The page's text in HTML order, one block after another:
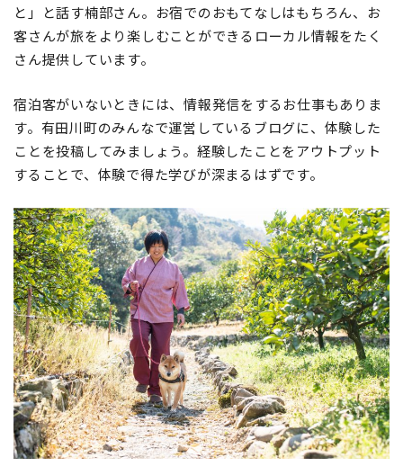
と」と話す楠部さん。お宿でのおもてなしはもちろん、お
客さんが旅をより楽しむことができるローカル情報をたく
さん提供しています。
宿泊客がいないときには、情報発信をするお仕事もありま
す。有田川町のみんなで運営しているブログに、体験した
ことを投稿してみましょう。経験したことをアウトプット
することで、体験で得た学びが深まるはずです。